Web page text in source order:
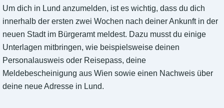
Um dich in Lund anzumelden, ist es wichtig, dass du dich
innerhalb der ersten zwei Wochen nach deiner Ankunft in der
neuen Stadt im Bürgeramt meldest. Dazu musst du einige
Unterlagen mitbringen, wie beispielsweise deinen
Personalausweis oder Reisepass, deine
Meldebescheinigung aus Wien sowie einen Nachweis über
deine neue Adresse in Lund.